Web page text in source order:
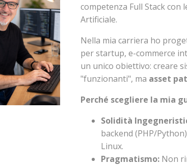
competenza Full Stack
Artificiale.
Nella mia carriera ho
per startup, e-commerce
un unico obiettivo: creare
"funzionanti", ma asset
Perché scegliere la mia
Solidità
backend (PHP/
Linux.
Pragmatismo: Non